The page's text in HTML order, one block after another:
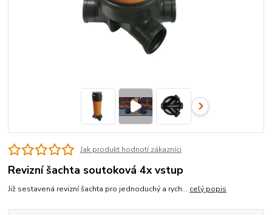
Jak produkt hodnotí zákazníci
Revizní šachta soutoková 4x vstup
Již sestavená revizní šachta pro jednoduchý a rych... celý popis